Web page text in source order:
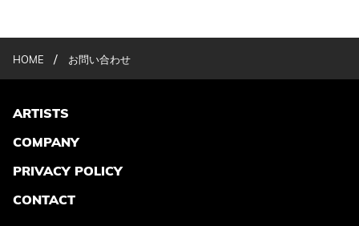
HOME / お問い合わせ
ARTISTS
COMPANY
PRIVACY POLICY
CONTACT